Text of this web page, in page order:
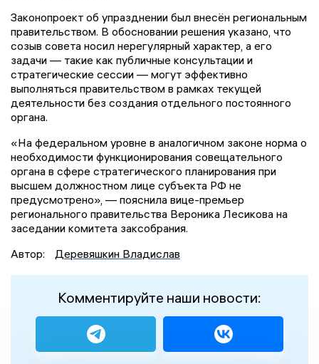
Законопроект об упразднении был внесён региональным
правительством. В обосновании решения указано, что
созыв совета носил нерегулярный характер, а его
задачи — такие как публичные консультации и
стратегические сессии — могут эффективно
выполняться правительством в рамках текущей
деятельности без создания отдельного постоянного
органа.
«На федеральном уровне в аналогичном законе норма о
необходимости функционирования совещательного
органа в сфере стратегического планирования при
высшем должностном лице субъекта РФ не
предусмотрено», — пояснила вице-премьер
регионального правительства Вероника Лесикова на
заседании комитета заксобрания.
Автор:
Деревяшкин Владислав
Комментируйте наши новости: